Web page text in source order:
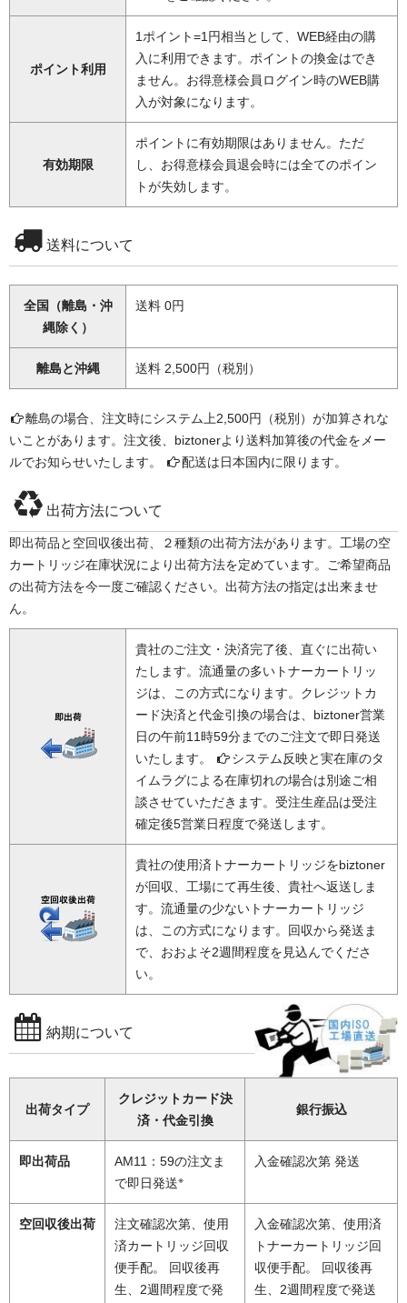
ポイント利用
1ポイント=1円相当として、WEB経由の購
入に利用できます。ポイントの換金はでき
ません。お得意様会員ログイン時のWEB購
入が対象になります。
有効期限
ポイントに有効期限はありません。ただ
し、お得意様会員退会時には全てのポイン
トが失効します。
送料について
全国（離島・沖
縄除く）
送料 0円
離島と沖縄 送料 2,500円（税別）
離島の場合、注文時にシステム上2,500円（税別）が加算されな
いことがあります。注文後、biztonerより送料加算後の代金をメー
ルでお知らせいたします。
配送は日本国内に限ります。
出荷方法について
即出荷品と空回収後出荷、２種類の出荷方法があります。工場の空
カートリッジ在庫状況により出荷方法を定めています。ご希望商品
の出荷方法を今一度ご確認ください。出荷方法の指定は出来ませ
ん。
貴社のご注文・決済完了後、直ぐに出荷い
たします。流通量の多いトナーカートリッ
ジは、この方式になります。クレジットカ
ード決済と代金引換の場合は、biztoner営業
日の午前11時59分までのご注文で即日発送
いたします。
システム反映と実在庫のタ
イムラグによる在庫切れの場合は別途ご相
談させていただきます。受注生産品は受注
確定後5営業日程度で発送します。
貴社の使用済トナーカートリッジをbiztoner
が回収、工場にて再生後、貴社へ返送しま
す。流通量の少ないトナーカートリッジ
は、この方式になります。回収から発送ま
で、おおよそ2週間程度を見込んでくださ
い。
納期について
出荷タイプ
クレジットカード決
済・代金引換
銀行振込
即出荷品
AM11：59の注文ま
で即日発送※
入金確認次第 発送
空回収後出荷
注文確認次第、使用
済カートリッジ回収
便手配。 回収後再
生、2週間程度で発
入金確認次第、使用済
トナーカートリッジ回
収便手配。 回収後再
生、2週間程度で発送